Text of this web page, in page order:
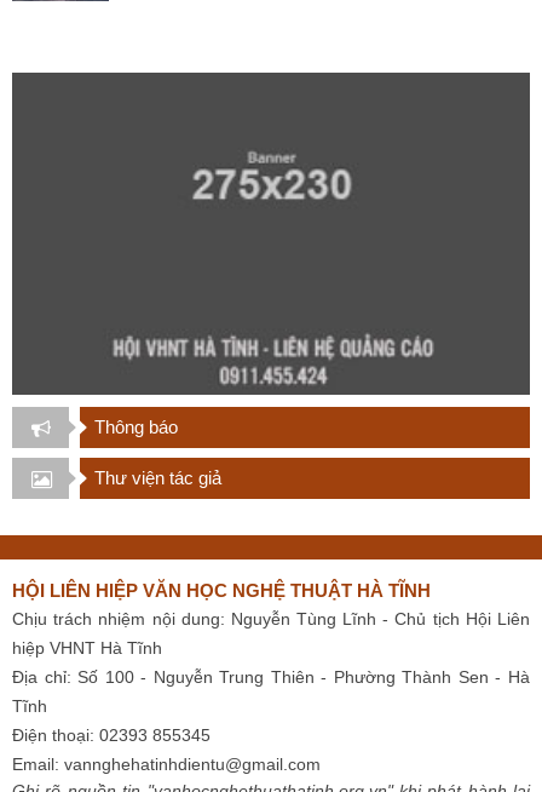
Thông báo
Thư viện tác giả
HỘI LIÊN HIỆP VĂN HỌC NGHỆ THUẬT HÀ TĨNH
Chịu trách nhiệm nội dung: Nguyễn Tùng Lĩnh - Chủ tịch Hội Liên
hiệp VHNT Hà Tĩnh
Địa chỉ: Số 100 - Nguyễn Trung Thiên - Phường Thành Sen - Hà
Tĩnh
Điện thoại: 02393 855345
Email: vannghehatinhdientu@gmail.com